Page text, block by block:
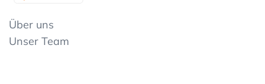
Über uns
Unser Team